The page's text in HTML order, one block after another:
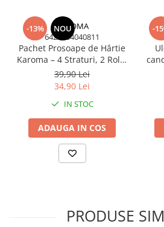
-13% NOU
KAROMA
6425634040811
Pachet Prosoape de Hârtie
Karoma – 4 Straturi, 2 Role,
320 Foi
39,90 Lei
34,90 Lei
IN STOC
ADAUGA IN COS
-
PRODUSE